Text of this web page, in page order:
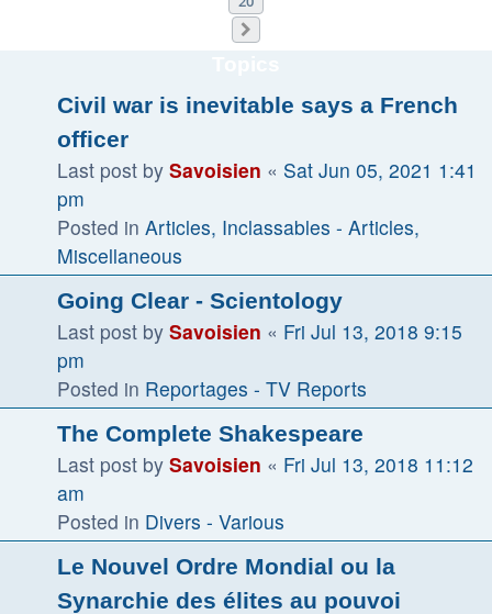
Civil war is inevitable says a French
officer
Last post by Savoisien « Sat Jun 05, 2021 1:41
pm
Posted in Articles, Inclassables - Articles,
Miscellaneous
Going Clear - Scientology
Last post by Savoisien « Fri Jul 13, 2018 9:15
pm
Posted in Reportages - TV Reports
The Complete Shakespeare
Last post by Savoisien « Fri Jul 13, 2018 11:12
am
Posted in Divers - Various
Le Nouvel Ordre Mondial ou la
Synarchie des élites au pouvoi